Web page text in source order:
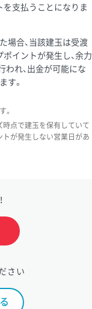
を支払うことになりま
場合、当該建玉は受渡
イントが発生し、余力
われ、出金が可能にな
す。
。
時点で建玉を保有していて
トが発生しない営業日があ
さい